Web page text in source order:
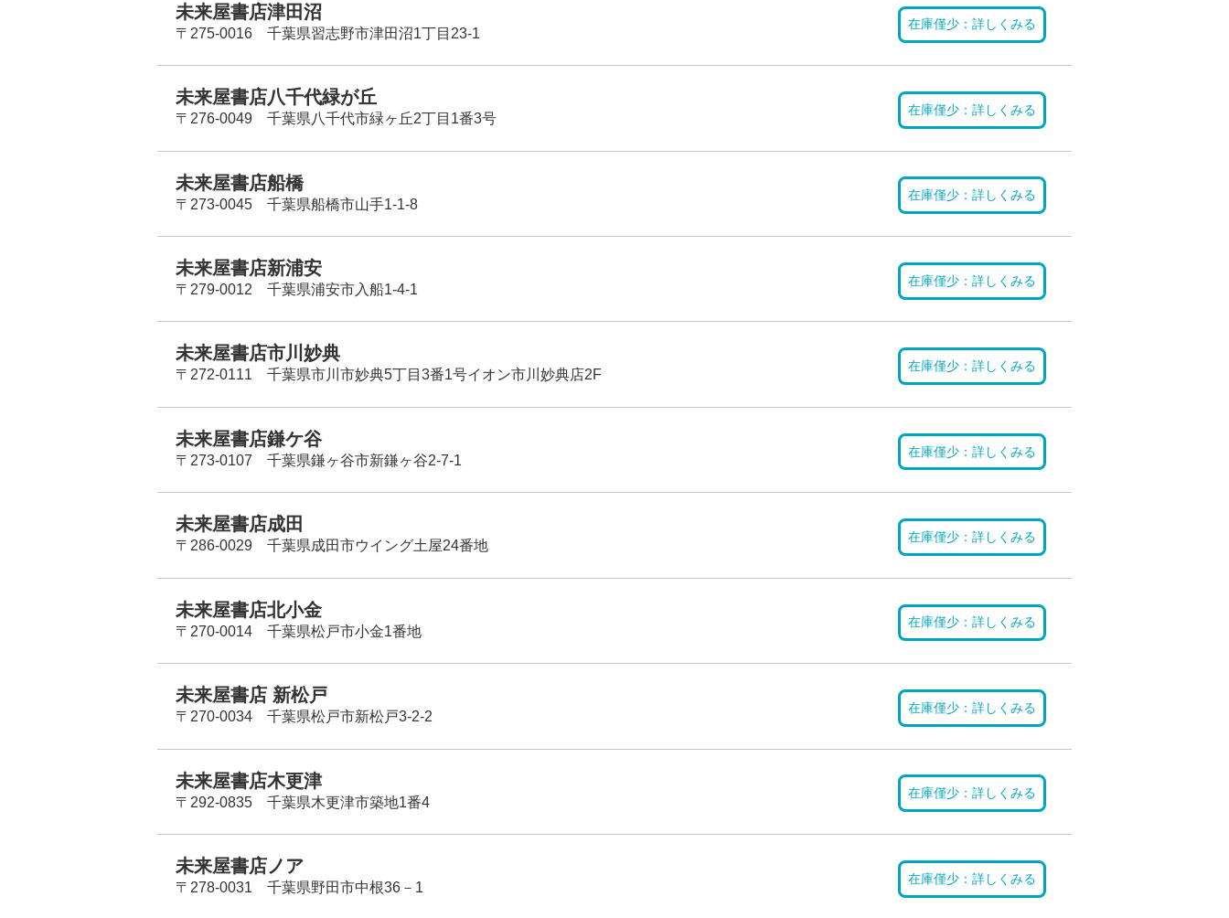
未来屋書店津田沼
〒275-0016 千葉県習志野市津田沼1丁目23-1
在庫僅少：詳しくみる
未来屋書店八千代緑が丘
〒276-0049 千葉県八千代市緑ヶ丘2丁目1番3号
在庫僅少：詳しくみる
未来屋書店船橋
〒273-0045 千葉県船橋市山手1-1-8
在庫僅少：詳しくみる
未来屋書店新浦安
〒279-0012 千葉県浦安市入船1-4-1
在庫僅少：詳しくみる
未来屋書店市川妙典
〒272-0111 千葉県市川市妙典5丁目3番1号イオン市川妙典店2F
在庫僅少：詳しくみる
未来屋書店鎌ケ谷
〒273-0107 千葉県鎌ヶ谷市新鎌ヶ谷2-7-1
在庫僅少：詳しくみる
未来屋書店成田
〒286-0029 千葉県成田市ウイング土屋24番地
在庫僅少：詳しくみる
未来屋書店北小金
〒270-0014 千葉県松戸市小金1番地
在庫僅少：詳しくみる
未来屋書店 新松戸
〒270-0034 千葉県松戸市新松戸3-2-2
在庫僅少：詳しくみる
未来屋書店木更津
〒292-0835 千葉県木更津市築地1番4
在庫僅少：詳しくみる
未来屋書店ノア
〒278-0031 千葉県野田市中根36－1
在庫僅少：詳しくみる